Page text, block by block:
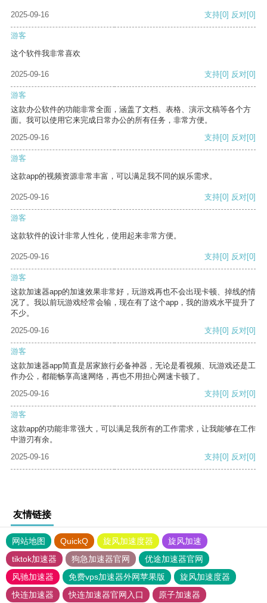
2025-09-16 支持[0] 反对[0]
游客
这个软件我非常喜欢
2025-09-16 支持[0] 反对[0]
游客
这款办公软件的功能非常全面，涵盖了文档、表格、演示文稿等各个方
面。我可以使用它来完成日常办公的所有任务，非常方便。
2025-09-16
支持[0] 反对[0]
游客
这款app的视频资源非常丰富，可以满足我不同的娱乐需求。
2025-09-16 支持[0] 反对[0]
游客
这款软件的设计非常人性化，使用起来非常方便。
2025-09-16 支持[0] 反对[0]
游客
这款加速器app的加速效果非常好，玩游戏再也不会出现卡顿、掉线的情
况了。我以前玩游戏经常会输，现在有了这个app，我的游戏水平提升了
不少。
2025-09-16
支持[0] 反对[0]
游客
这款加速器app简直是居家旅行必备神器，无论是看视频、玩游戏还是工
作办公，都能畅享高速网络，再也不用担心网速卡顿了。
2025-09-16
支持[0] 反对[0]
游客
这款app的功能非常强大，可以满足我所有的工作需求，让我能够在工作
中游刃有余。
2025-09-16
支持[0] 反对[0]
友情链接
网站地图 QuickQ 旋风加速度器
旋风加速
tiktok加速器
狗急加速器官网
优途加速器官网
风驰加速器
免费vps加速器外网苹果版
旋风加速度器
快连加速器
快连加速器官网入口 原子加速器